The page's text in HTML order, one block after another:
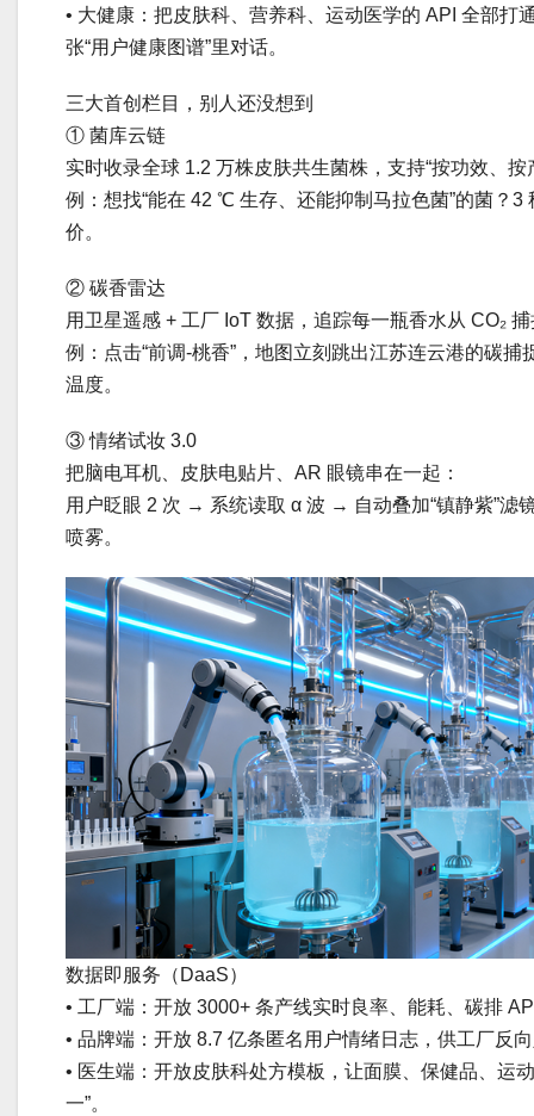
• 大健康：把皮肤科、营养科、运动医学的 API 全部打
张“用户健康图谱”里对话。
三大首创栏目，别人还没想到
① 菌库云链
实时收录全球 1.2 万株皮肤共生菌株，支持“按功效、按
例：想找“能在 42 ℃ 生存、还能抑制马拉色菌”的菌？3
价。
② 碳香雷达
用卫星遥感 + 工厂 IoT 数据，追踪每一瓶香水从 CO₂
例：点击“前调-桃香”，地图立刻跳出江苏连云港的碳
温度。
③ 情绪试妆 3.0
把脑电耳机、皮肤电贴片、AR 眼镜串在一起：
用户眨眼 2 次 → 系统读取 α 波 → 自动叠加“镇静紫”滤
喷雾。
数据即服务（DaaS）
• 工厂端：开放 3000+ 条产线实时良率、能耗、碳排
• 品牌端：开放 8.7 亿条匿名用户情绪日志，供工厂反
• 医生端：开放皮肤科处方模板，让面膜、保健品、运
一”。